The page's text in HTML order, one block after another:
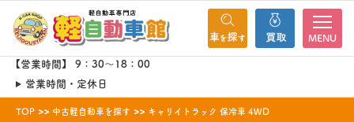
MENU
【営業時間】 9：30～18：00
営業時間・定休日
TOP 中古軽自動車を探す キャリイトラック 保冷車 4WD